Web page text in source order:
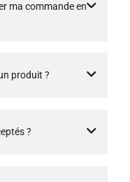
ma commande en
produit ?
?